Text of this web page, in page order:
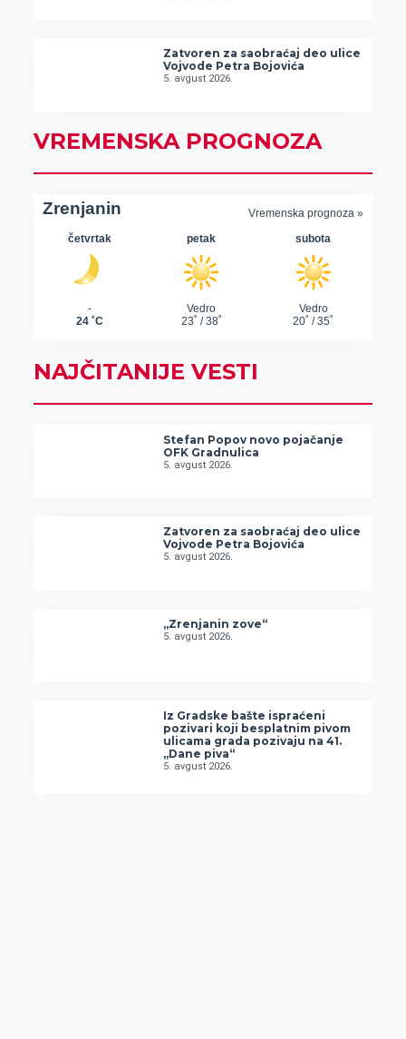
Zatvoren za saobraćaj deo ulice
Vojvode Petra Bojovića
5. avgust 2026.
VREMENSKA PROGNOZA
NAJČITANIJE VESTI
Stefan Popov novo pojačanje
OFK Gradnulica
5. avgust 2026.
Zatvoren za saobraćaj deo ulice
Vojvode Petra Bojovića
5. avgust 2026.
„Zrenjanin zove“
5. avgust 2026.
Iz Gradske bašte ispraćeni
pozivari koji besplatnim pivom
ulicama grada pozivaju na 41.
„Dane piva“
5. avgust 2026.